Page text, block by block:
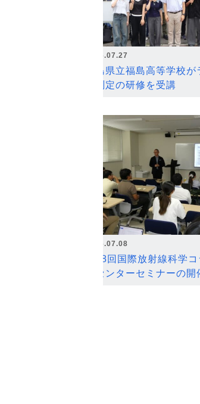
2026.07.27
福島県立福島高等学校が
ン測定の研修を受講
2026.07.08
第18回国際放射線科学
ンセンターセミナーの開